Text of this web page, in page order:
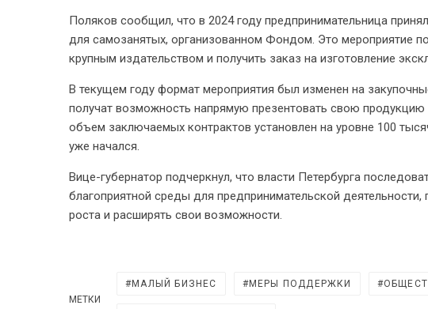
Поляков сообщил, что в 2024 году предпринимательница
для самозанятых, организованном Фондом. Это мероприятие
крупным издательством и получить заказ на изготовление
В текущем году формат мероприятия был изменен на
получат возможность напрямую презентовать свою
объем заключаемых контрактов установлен на уровне 100
уже начался.
Вице-губернатор подчеркнул, что власти Петербурга
благоприятной среды для предпринимательской
роста и расширять свои возможности.
МЕТКИ
МАЛЫЙ БИЗНЕС МЕРЫ ПОДДЕРЖКИ